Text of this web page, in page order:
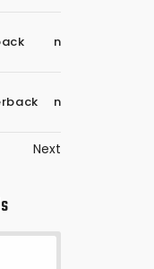
november
november
Next